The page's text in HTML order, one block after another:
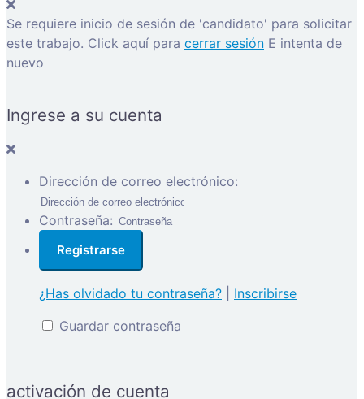
Se requiere inicio de sesión de 'candidato' para solicitar
este trabajo. Click aquí para cerrar sesión E intenta de
nuevo
Ingrese a su cuenta
Dirección de correo electrónico:
Contraseña:
¿Has olvidado tu contraseña?
Inscribirse
Guardar contraseña
activación de cuenta